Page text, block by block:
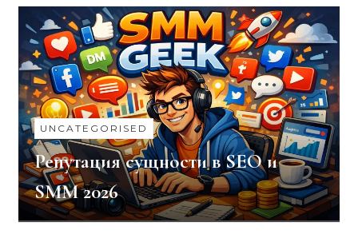
UNCATEGORISED
Репутация сущности в SEO и
SMM 2026